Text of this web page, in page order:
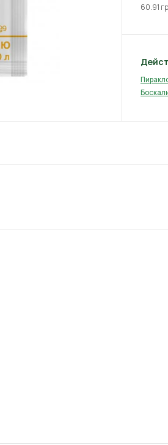
60.91